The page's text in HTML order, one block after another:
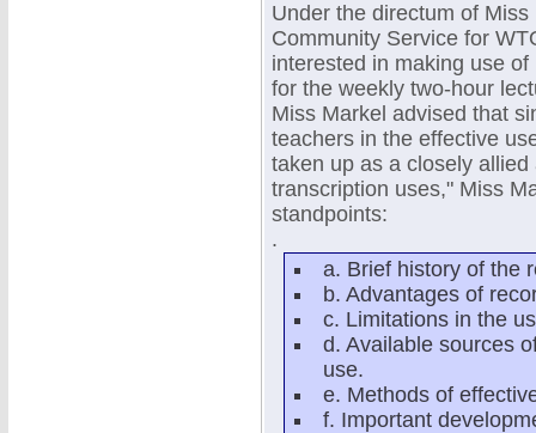
Under the directum of
Community Service for
interested in making use
for the weekly two-hour
Miss Markel advised that
teachers in the effective
taken up as a closely
transcription uses," Miss
standpoints:
.
a. Brief history of the
b. Advantages of
c. Limitations in the
d. Available sources
use.
e. Methods of
f. Important